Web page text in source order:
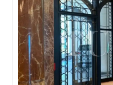
DEMİR MERDİVEN MODELLERİ
FERFORJE PERGOLA &
FERFORJE ÇARDAK VE
FERFORJE PENCERE